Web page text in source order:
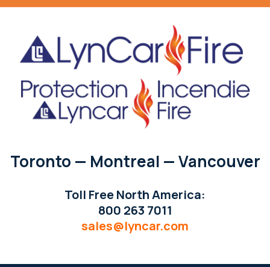
Toronto — Montreal — Vancouver
Toll Free North America:
800 263 7011
sales@lyncar.com